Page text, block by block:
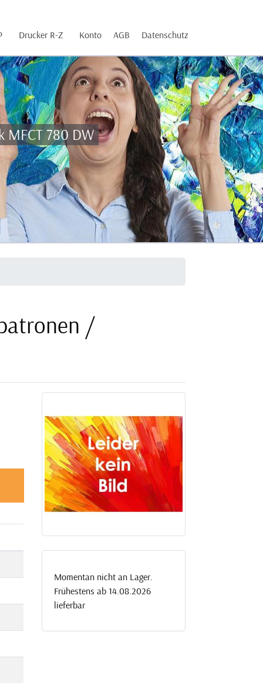
Drucker R-Z Konto AGB Datenschutz
MFCT 780 DW
/
Momentan nicht an Lager.
Frühestens ab 14.08.2026
lieferbar